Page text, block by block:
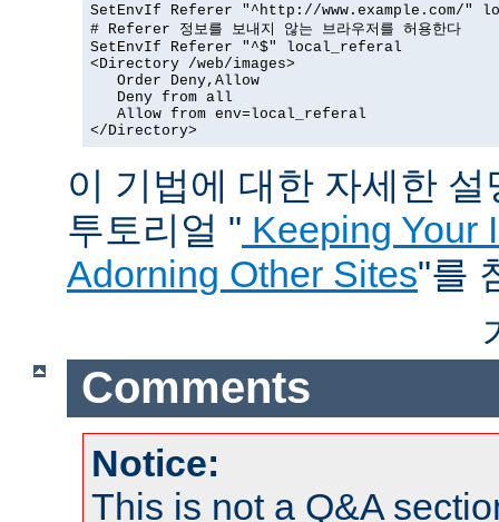
SetEnvIf Referer "^http://www.example.com/"
# Referer 정보를 보내지 않는 브라우저를 허용한다
SetEnvIf Referer "^$" local_referal
<Directory /web/images>
   Order Deny,Allow
   Deny from all
   Allow from env=local_referal
</Directory>
이 기법에 대한 자세한
투토리얼 " Keeping Your
Adorning Other Sites"를
Comments
Notice:
This is not a Q&A